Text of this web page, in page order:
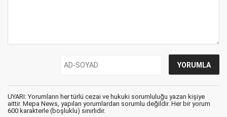
UYARI: Yorumların her türlü cezai ve hukuki sorumluluğu yazan kişiye
aittir. Mepa News, yapılan yorumlardan sorumlu değildir. Her bir yorum
600 karakterle (boşluklu) sınırlıdır.